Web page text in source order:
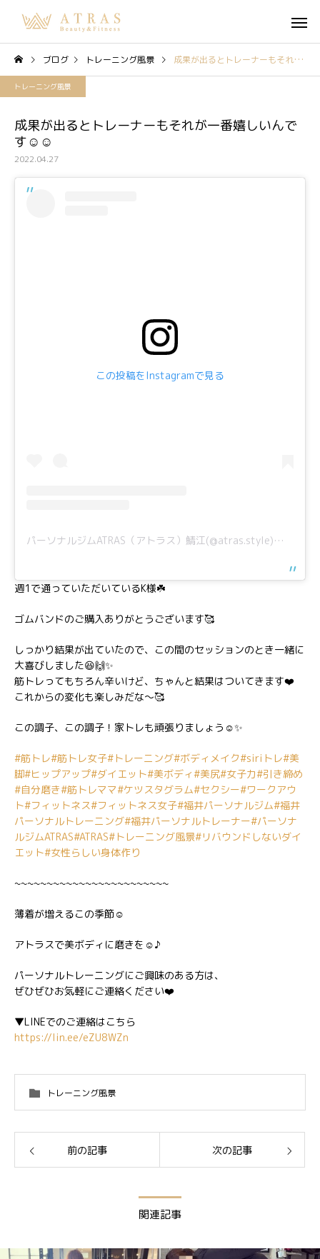
ブログ トレーニング風景 成果が出るとトレーナーもそれが一番嬉しいんです☺️☺️
トレーニング風景
成果が出るとトレーナーもそれが一番嬉しいんで
す☺️☺️
2022.04.27
この投稿をInstagramで見る
パーソナルジムATRAS（アトラス）鯖江(@atras.style)がシェアした投稿
週1で通っていただいているK様☘️
ゴムバンドのご購入ありがとうございます🥰
しっかり結果が出ていたので、この間のセッションのとき一緒に
大喜びしました😆🙌✨
筋トレってもちろん辛いけど、ちゃんと結果はついてきます❤️
これからの変化も楽しみだな〜🥰
この調子、この調子！家トレも頑張りましょう☺️✨
#筋トレ#筋トレ女子#トレーニング#ボディメイク#siriトレ#美
脚#ヒップアップ#ダイエット#美ボディ#美尻#女子力#引き締め
#自分磨き#筋トレママ#ケツスタグラム#セクシー#ワークアウ
ト#フィットネス#フィットネス女子#福井パーソナルジム#福井
パーソナルトレーニング#福井パーソナルトレーナー#パーソナ
ルジムATRAS#ATRAS#トレーニング風景#リバウンドしないダイ
エット#女性らしい身体作り
~~~~~~~~~~~~~~~~~~~~~~~~
薄着が増えるこの季節☺️
アトラスで美ボディに磨きを☺️♪
パーソナルトレーニングにご興味のある方は、
ぜひぜひお気軽にご連絡ください❤️
▼LINEでのご連絡はこちら
https://lin.ee/eZU8WZn
トレーニング風景
前の記事 次の記事
関連記事